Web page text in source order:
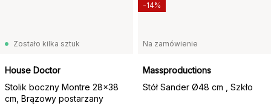
Zostało kilka sztuk
House Doctor
Stolik boczny Montre 28x38
cm, Brązowy postarzany
Na zamówienie
Massproductions
Stół Sander Ø48 cm , Szkło
-14%